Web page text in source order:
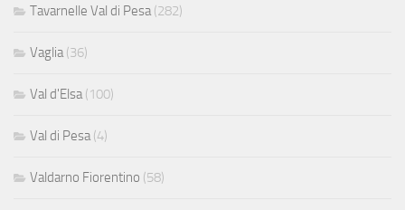
Tavarnelle Val di Pesa(282)
Vaglia(36)
Val d'Elsa(100)
Val di Pesa(4)
Valdarno Fiorentino (58)